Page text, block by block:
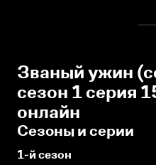
Званый ужин
сезон 1 серия
онлайн
Сезоны и серии
1-й сезон